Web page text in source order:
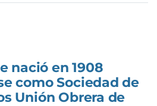
nació en 1908
como Sociedad de
Unión Obrera de